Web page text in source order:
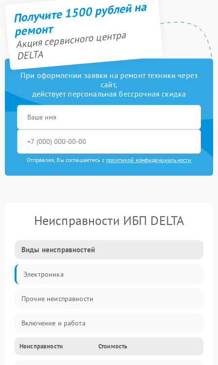
Получите 1500 рублей на
ремонт
Акция сервисного центра
DELTA
При оформлении заявки на ремонт техники через
сайт,
действует персональная бессрочная скидка
Отправляя, Вы соглашаетесь с политикой конфиденциальности
Неисправности ИБП DELTA
Виды неисправностей
Электроника
Прочие неисправности
Включение и работа
Работа с нагрузкой
Неисправности Стоимость